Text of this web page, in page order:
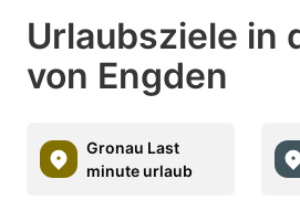
Urlaubsziele in
von Engden
Gronau Last
minute urlaub